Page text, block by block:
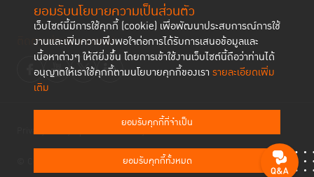
ยอมรับนโยบายความเป็นส่วนตัว
เว็บไซต์นี้มีการใช้คุกกี้ (cookie) เพื่อพัฒนาประสบการณ์การใช้
งานและเพิ่มความพึงพอใจต่อการได้รับการเสนอข้อมูลและ
เนื้อหาต่างๆ ให้ดียิ่งขึ้น โดยการเข้าใช้งานเว็บไซต์นี้ถือว่าท่านได้
อนุญาตให้เราใช้คุกกี้ตามนโยบายคุกกี้ของเรา รายละเอียดเพิ่ม
เติม
ยอมรับคุกกี้ที่จำเป็น
ยอมรับคุกกี้ทั้งหมด
ติดตามช่องทาง social
© Copyright 2023 Thailand Institute of Justice All Rights Reserved
Privacy Policy Cookies Policy